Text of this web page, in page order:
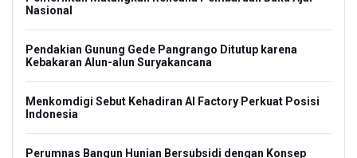
Nasional
Pendakian Gunung Gede Pangrango Ditutup karena
Kebakaran Alun-alun Suryakancana
Menkomdigi Sebut Kehadiran AI Factory Perkuat Posisi
Indonesia
Perumnas Bangun Hunian Bersubsidi dengan Konsep